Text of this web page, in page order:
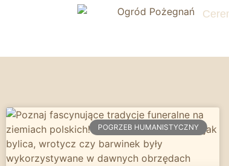
POGRZEB HUMANISTYCZNY